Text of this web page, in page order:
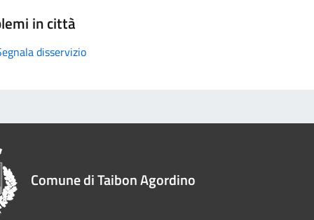
in città
disservizio
Comune di Taibon Agordino